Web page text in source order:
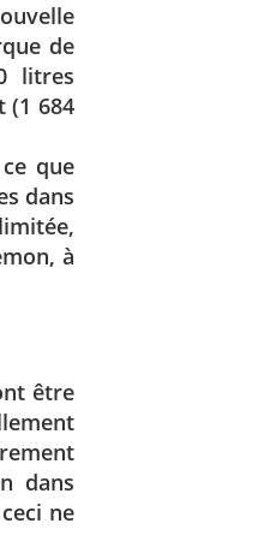
de
litres
(1 684
que
dans
à
être
dans
ne